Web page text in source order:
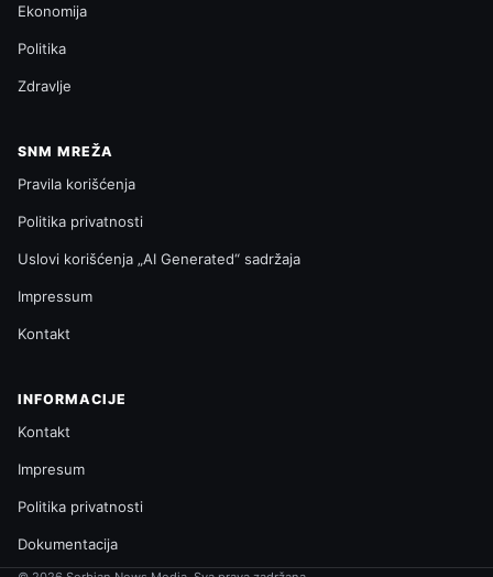
Ekonomija
Politika
Zdravlje
SNM MREŽA
Pravila korišćenja
Politika privatnosti
Uslovi korišćenja „AI Generated“ sadržaja
Impressum
Kontakt
INFORMACIJE
Kontakt
Impresum
Politika privatnosti
Dokumentacija